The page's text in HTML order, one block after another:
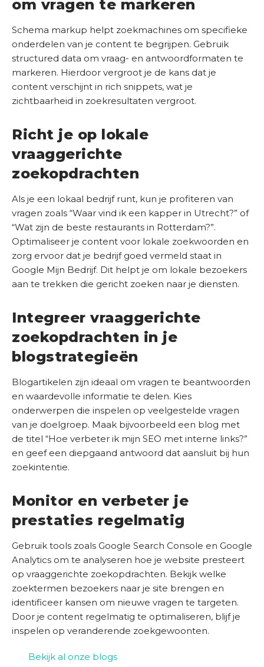
om vragen te markeren
Schema markup helpt zoekmachines om specifieke
onderdelen van je content te begrijpen. Gebruik
structured data om vraag- en antwoordformaten te
markeren. Hierdoor vergroot je de kans dat je
content verschijnt in rich snippets, wat je
zichtbaarheid in zoekresultaten vergroot.
Richt je op lokale
vraaggerichte
zoekopdrachten
Als je een lokaal bedrijf runt, kun je profiteren van
vragen zoals “Waar vind ik een kapper in Utrecht?” of
“Wat zijn de beste restaurants in Rotterdam?”.
Optimaliseer je content voor lokale zoekwoorden en
zorg ervoor dat je bedrijf goed vermeld staat in
Google Mijn Bedrijf. Dit helpt je om lokale bezoekers
aan te trekken die gericht zoeken naar je diensten.
Integreer vraaggerichte
zoekopdrachten in je
blogstrategieën
Blogartikelen zijn ideaal om vragen te beantwoorden
en waardevolle informatie te delen. Kies
onderwerpen die inspelen op veelgestelde vragen
van je doelgroep. Maak bijvoorbeeld een blog met
de titel “Hoe verbeter ik mijn SEO met interne links?”
en geef een diepgaand antwoord dat aansluit bij hun
zoekintentie.
Monitor en verbeter je
prestaties regelmatig
Gebruik tools zoals Google Search Console en Google
Analytics om te analyseren hoe je website presteert
op vraaggerichte zoekopdrachten. Bekijk welke
zoektermen bezoekers naar je site brengen en
identificeer kansen om nieuwe vragen te targeten.
Door je content regelmatig te optimaliseren, blijf je
inspelen op veranderende zoekgewoonten.
Bekijk al onze blogs